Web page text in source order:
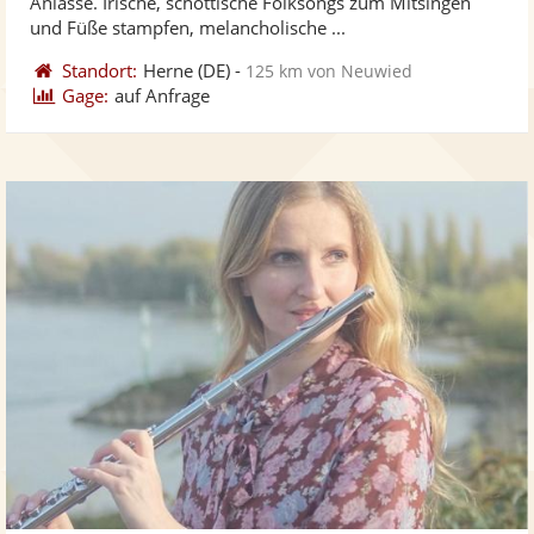
und Füße stampfen, melancholische ...
Standort: Herne (DE) - 125 km von Neuwied
Gage: auf Anfrage